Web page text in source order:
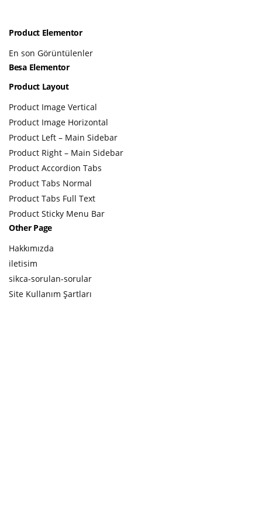
Product Elementor
En son Görüntülenler
Besa Elementor
Product Layout
Product Image Vertical
Product Image Horizontal
Product Left – Main Sidebar
Product Right – Main Sidebar
Product Accordion Tabs
Product Tabs Normal
Product Tabs Full Text
Product Sticky Menu Bar
Other Page
Hakkımızda
iletisim
sikca-sorulan-sorular
Site Kullanım Şartları